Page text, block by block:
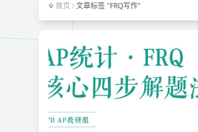
首页 文章标签 "FRQ写作"